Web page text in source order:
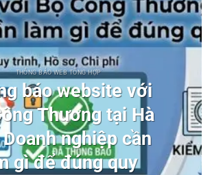
THÔNG BÁO WEB TỔNG HỢP
báo website với
Thương tại Hà
nghiệp cần
gì để đúng quy